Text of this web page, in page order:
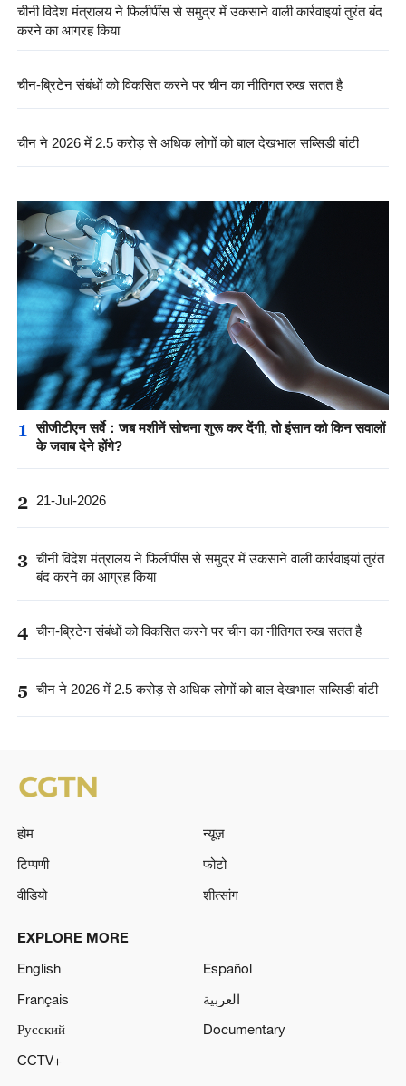
चीनी विदेश मंत्रालय ने फिलीपींस से समुद्र में उकसाने वाली कार्रवाइयां तुरंत बंद
करने का आग्रह किया
चीन-ब्रिटेन संबंधों को विकसित करने पर चीन का नीतिगत रुख सतत है
चीन ने 2026 में 2.5 करोड़ से अधिक लोगों को बाल देखभाल सब्सिडी बांटी
1
सीजीटीएन सर्वे：जब मशीनें सोचना शुरू कर देंगी, तो इंसान को किन सवालों
के जवाब देने होंगे?
2 21-Jul-2026
3 चीनी विदेश मंत्रालय ने फिलीपींस से समुद्र में उकसाने वाली कार्रवाइयां तुरंत
बंद करने का आग्रह किया
4 चीन-ब्रिटेन संबंधों को विकसित करने पर चीन का नीतिगत रुख सतत है
5 चीन ने 2026 में 2.5 करोड़ से अधिक लोगों को बाल देखभाल सब्सिडी बांटी
होम
न्यूज़
टिप्पणी
फोटो
वीडियो
शीत्सांग
EXPLORE MORE
English
Español
Français
العربية
Русский
Documentary
CCTV+